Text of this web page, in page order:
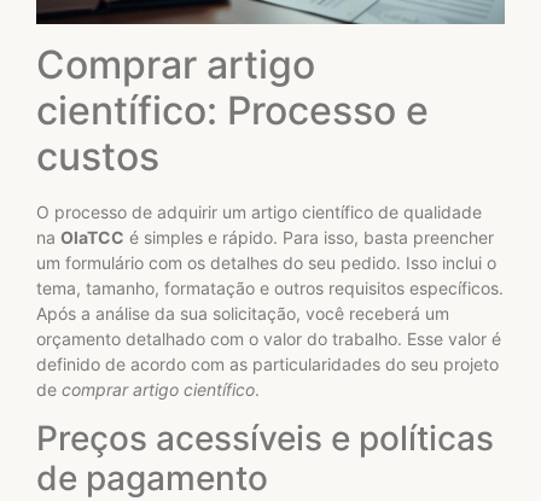
Comprar artigo
científico: Processo e
custos
O processo de adquirir um artigo científico de qualidade
na OlaTCC é simples e rápido. Para isso, basta preencher
um formulário com os detalhes do seu pedido. Isso inclui o
tema, tamanho, formatação e outros requisitos específicos.
Após a análise da sua solicitação, você receberá um
orçamento detalhado com o valor do trabalho. Esse valor é
definido de acordo com as particularidades do seu projeto
de comprar artigo científico.
Preços acessíveis e políticas
de pagamento